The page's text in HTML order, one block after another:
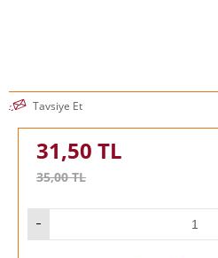
Tavsiye Et
31,50 TL
35,00TL